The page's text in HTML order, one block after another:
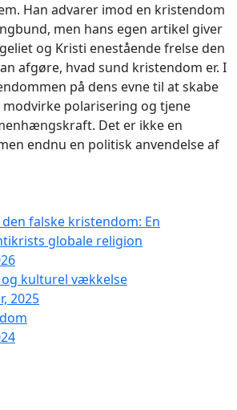
Han advarer imod en kristendom
men hans egen artikel giver
og Kristi enestående frelse den
afgøre, hvad sund kristendom er. I
på dens evne til at skabe
polarisering og tjene
Det er ikke en
endnu en politisk anvendelse af
falske kristendom: En
globale religion
og kulturel vækkelse
2025